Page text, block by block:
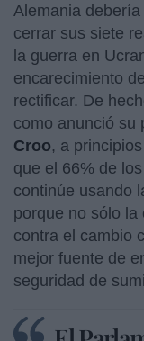
Alemania
cerrar sus siete
la guerra en
encarecimiento
rectificar. De
como anunció su
Croo, a
que el 66% de
continúe usando
porque no sólo
contra el cambio
mejor fuente de
seguridad de